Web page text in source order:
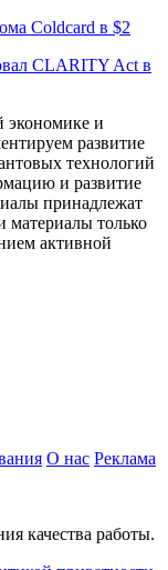
Coldcard в $2
CLARITY Act в
и
развитие
технологий
и развитие
принадлежат
только
активной
О нас Реклама
качества работы.